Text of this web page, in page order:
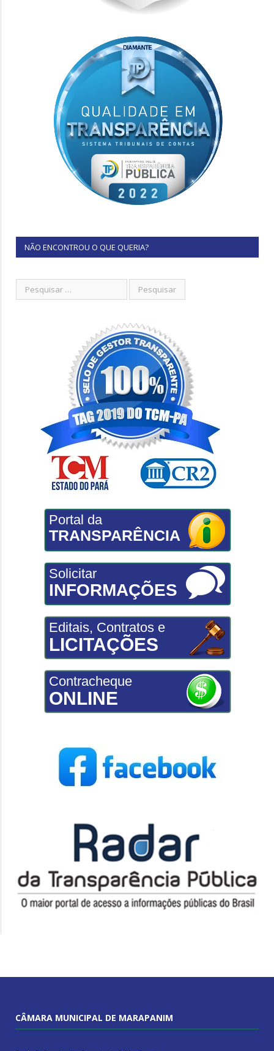
NÃO ENCONTROU O QUE QUERIA?
Portal da
TRANSPARÊNCIA
Solicitar
INFORMAÇÕES
Editais, Contratos e
LICITAÇÕES
Contracheque
ONLINE
CÂMARA MUNICIPAL DE MARAPANIM